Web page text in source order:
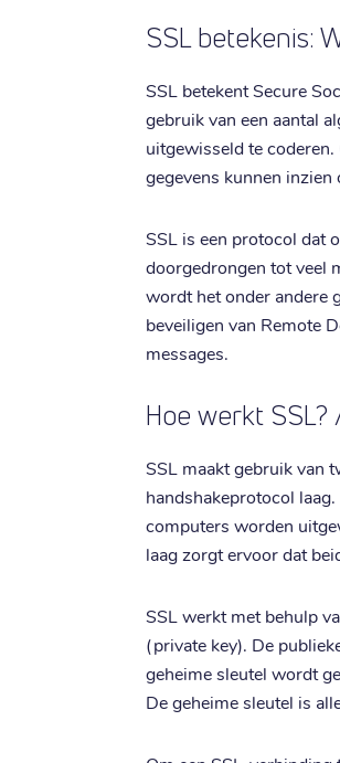
SSL betekenis:
SSL betekent Secure
gebruik van een aantal
uitgewisseld te
gegevens kunnen inzien
SSL is een protocol dat
doorgedrongen tot veel
wordt het onder andere
beveiligen van Remote
messages.
Hoe werkt SSL?
SSL maakt gebruik van
handshakeprotocol
computers worden
laag zorgt ervoor dat
SSL werkt met behulp
(private key). De
geheime sleutel wordt
De geheime sleutel is